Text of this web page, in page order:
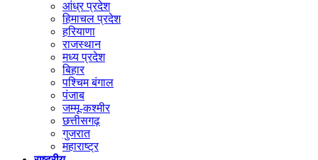
आंध्र प्रदेश
हिमाचल प्रदेश
हरियाणा
राजस्थान
मध्य प्रदेश
बिहार
पश्चिम बंगाल
पंजाब
जम्मू-कश्मीर
छत्तीसगढ़
गुजरात
महाराष्ट्र